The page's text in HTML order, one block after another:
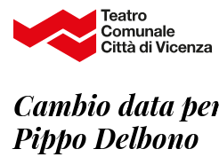
Cambio data
Pippo Delbono